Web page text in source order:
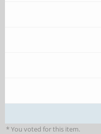
* You voted for this item.